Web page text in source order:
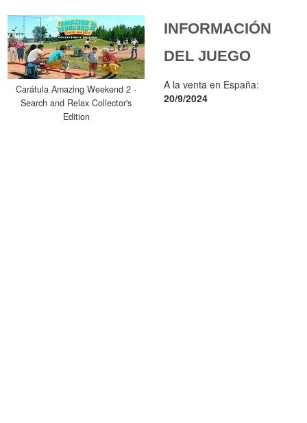
Carátula Amazing Weekend 2 -
Search and Relax Collector's
Edition
INFORMACIÓN
DEL JUEGO
A la venta en España:
20/9/2024